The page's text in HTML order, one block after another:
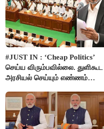
#JUST IN : ‘Cheap Politics’
செய்ய விரும்பவில்லை. துளிகூட
அரசியல் செய்யும் எண்ணம்
விஜய் பதில்!